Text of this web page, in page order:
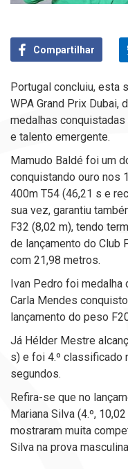
Compartilhar
Portugal concluiu, esta
WPA Grand Prix Dubai,
medalhas
e talento emergente.
Mamudo Baldé foi um
conquistando ouro nos
400m T54 (46,21 s e
sua vez, garantiu
F32 (8,02 m), tendo
de lançamento do Club
com 21,98 metros.
Ivan Pedro foi medalha
Carla Mendes
lançamento do peso
Já Hélder Mestre
s) e foi 4.º classificado
segundos.
Refira-se que no
Mariana Silva (4.º,
mostraram muita
Silva na prova